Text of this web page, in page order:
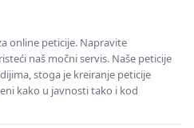
online peticije. Napravite
naš močni servis. Naše peticije
stoga je kreiranje peticije
kako u javnosti tako i kod